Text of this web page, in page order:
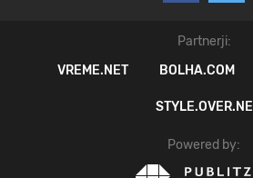
Partnerji:
VREME.NET
BOLHA.COM
Powered by: